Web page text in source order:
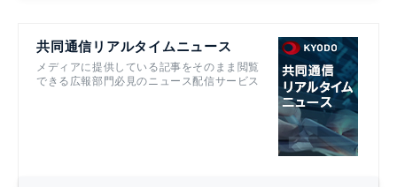
共同通信リアルタイムニュース
メディアに提供している記事をそのまま閲覧
できる広報部門必見のニュース配信サービス